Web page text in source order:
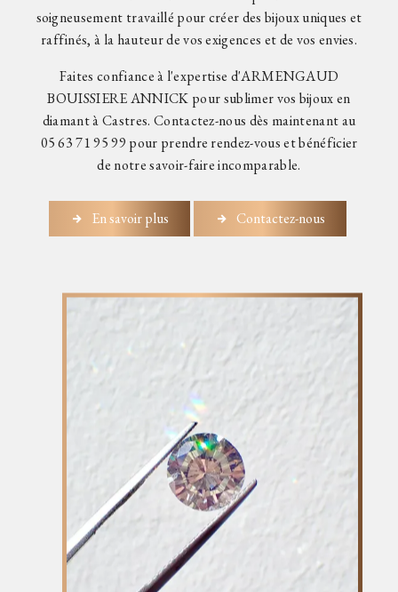
soigneusement travaillé pour créer des bijoux uniques et
raffinés, à la hauteur de vos exigences et de vos envies.
Faites confiance à l'expertise d'ARMENGAUD
BOUISSIERE ANNICK pour sublimer vos bijoux en
diamant à Castres. Contactez-nous dès maintenant au
05 63 71 95 99 pour prendre rendez-vous et bénéficier
de notre savoir-faire incomparable.
En savoir plus Contactez-nous